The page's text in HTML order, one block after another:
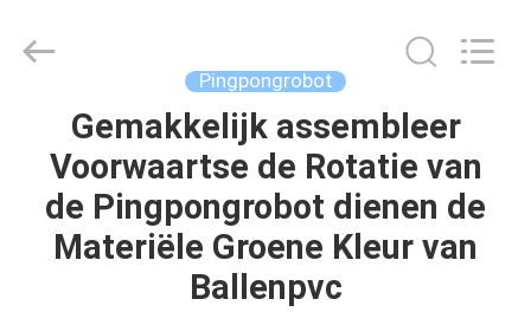
THUIS
PRODUCTEN
Ltd..
Pingpongrobot
Gemakkelijk assembleer
Voorwaartse de Rotatie van
de Pingpongrobot dienen de
Materiële Groene Kleur van
Ballenpvc